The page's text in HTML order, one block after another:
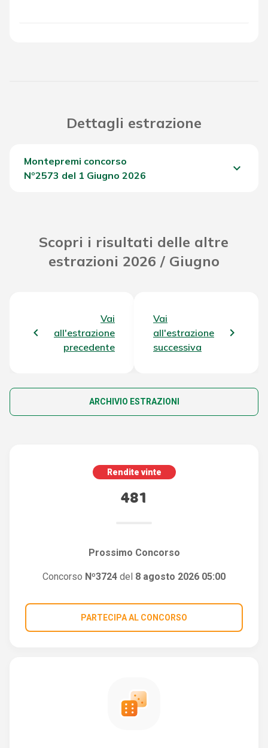
Dettagli estrazione
Montepremi concorso
Nº2573 del 1 Giugno 2026
keyboard_arrow_down
Scopri i risultati delle altre
estrazioni 2026 / Giugno
Vai
all'estrazione
precedente
Vai
all'estrazione
successiva
ARCHIVIO ESTRAZIONI
Rendite vinte
481
Prossimo Concorso
Concorso Nº3724 del 8 agosto 2026 05:00
PARTECIPA AL CONCORSO